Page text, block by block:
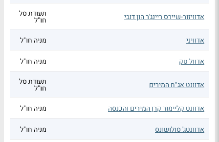
אדוויזור-שיירס ריינג'ר הון דובי תעודת סל
חו"ל
אדוויני
מניה חו"ל
אדוול טק מניה חו"ל
אדוונט אג"ח המירים תעודת סל
חו"ל
אדוונט קליימור קרן המירים והכנסה
מניה חו"ל
אדוונטג' סולושונס מניה חו"ל